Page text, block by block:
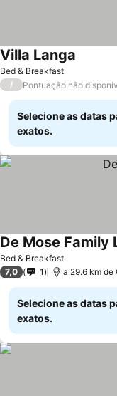
Bed & Breakfast
Villa Langa
/ Pontuação não
Selecione as datas
exatos.
Bed & Breakfast
De Mose Family
7,0 1 a 29.6 km de
Selecione as datas
exatos.